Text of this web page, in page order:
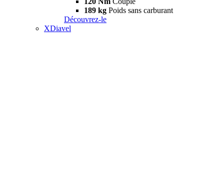
189 kg Poids sans carburant
Découvrez-le
XDiavel